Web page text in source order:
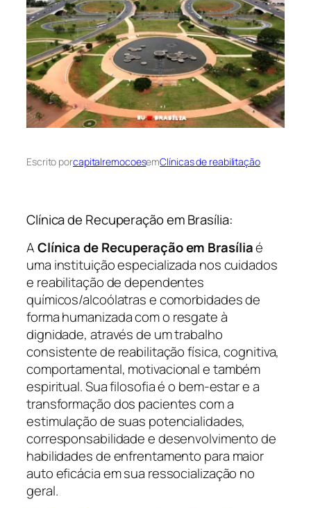
Escrito porcapitalremocoesemClínicas de reabilitação
Clínica de Recuperação em Brasília:
AClínica de Recuperação em Brasíliaé
uma instituição especializada nos cuidados
e reabilitação de dependentes
químicos/alcoólatras e comorbidades de
forma humanizada com o resgate à
dignidade, através de um trabalho
consistente de reabilitação física, cognitiva,
comportamental, motivacional e também
espiritual. Sua filosofia é o bem-estar e a
transformação dos pacientes com a
estimulação de suas potencialidades,
corresponsabilidade e desenvolvimento de
habilidades de enfrentamento para maior
auto eficácia em sua ressocialização no
geral.